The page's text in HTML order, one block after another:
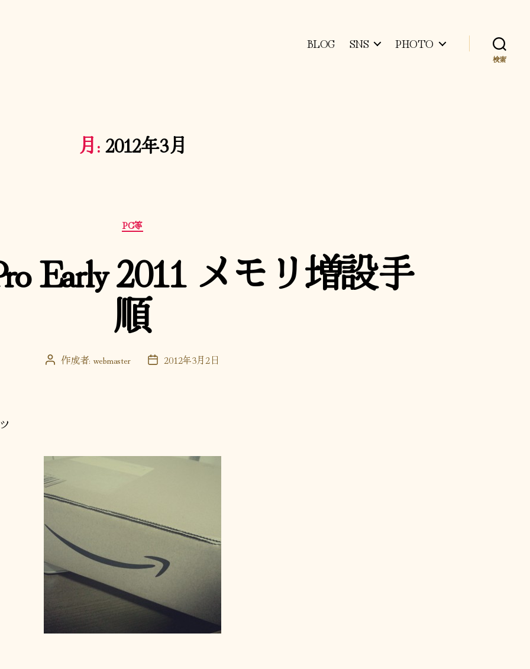
BLOG SNS PHOTO
検索
月: 2012年3月
カ
テ
リ
ー
PC等
Early 2011 メモリ増設手
順
投 作成者: webmaster
投 2012年3月2日